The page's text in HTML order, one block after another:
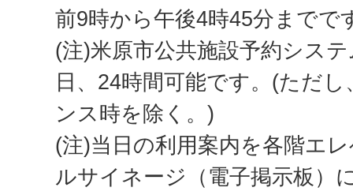
前9時から午後4時45分までで
(注)米原市公共施設予約シス
日、24時間可能です。(ただ
ンス時を除く。)
(注)当日の利用案内を各階エ
ルサイネージ（電子掲示板）